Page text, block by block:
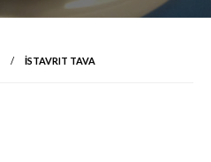
İSTAVRIT TAVA